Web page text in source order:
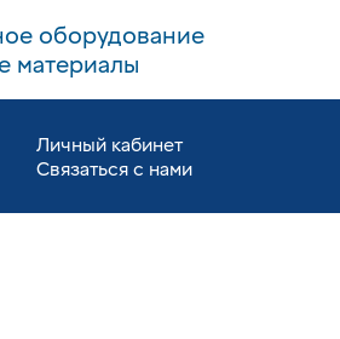
оборудование
материалы
Личный кабинет
Связаться с нами